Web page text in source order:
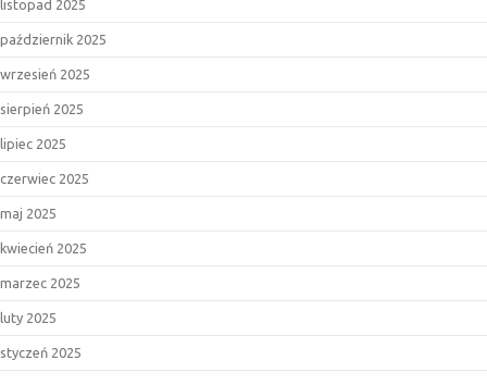
listopad 2025
październik 2025
wrzesień 2025
sierpień 2025
lipiec 2025
czerwiec 2025
maj 2025
kwiecień 2025
marzec 2025
luty 2025
styczeń 2025